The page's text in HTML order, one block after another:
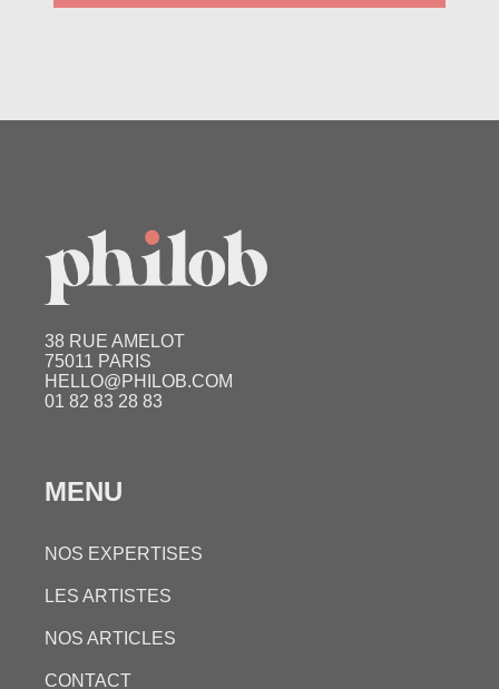
38 RUE AMELOT
75011 PARIS
HELLO@PHILOB.COM
01 82 83 28 83
MENU
NOS EXPERTISES
LES ARTISTES
NOS ARTICLES
CONTACT